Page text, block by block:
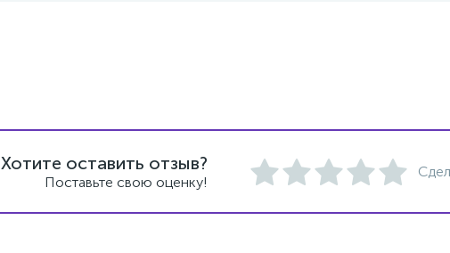
Хотите оставить отзыв?
Поставьте свою оценку!